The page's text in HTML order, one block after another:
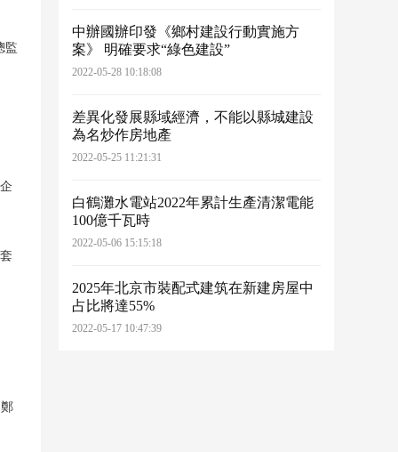
監
中辦國辦印發《鄉村建設行動實施方
案》 明確要求“綠色建設”
2022-05-28 10:18:08
差異化發展縣域經濟，不能以縣城建設
為名炒作房地產
2022-05-25 11:21:31
白鶴灘水電站2022年累計生產清潔電能
100億千瓦時
2022-05-06 15:15:18
2025年北京市裝配式建筑在新建房屋中
占比將達55%
2022-05-17 10:47:39